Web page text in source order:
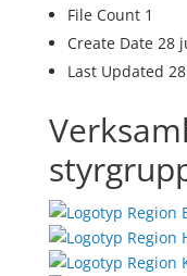
File Count 1
Create Date 28
Last Updated